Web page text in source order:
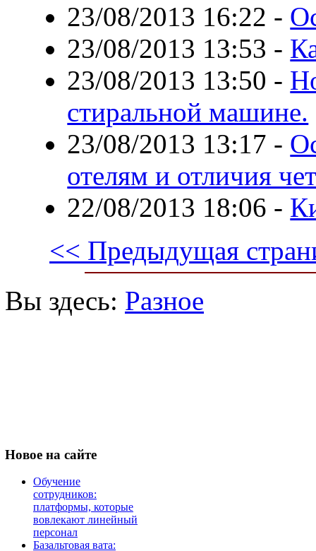
23/08/2013 16:22 -
23/08/2013 13:53 -
23/08/2013 13:50 -
стиральной машине.
23/08/2013 13:17 -
отелям и отличия
22/08/2013 18:06 -
<< Предыдущая
Вы здесь: Разное
Новое на сайте
Обучение
сотрудников:
платформы, которые
вовлекают линейный
персонал
Базальтовая вата: